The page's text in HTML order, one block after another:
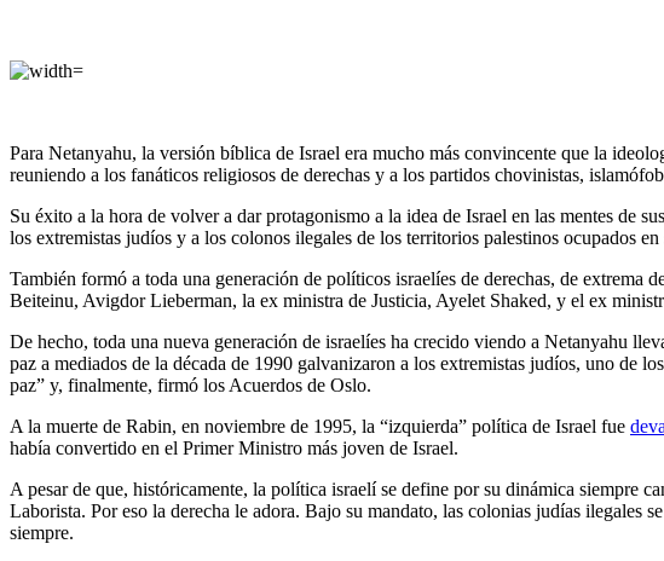
Para Netanyahu, la versión bíblica de Israel era mucho más convincente que la
reuniendo a los fanáticos religiosos de derechas y a los partidos chovinistas,
Su éxito a la hora de volver a dar protagonismo a la idea de Israel en las mentes de
los extremistas judíos y a los colonos ilegales de los territorios palestinos ocupados
También formó a toda una generación de políticos israelíes de derechas, de
Beiteinu, Avigdor Lieberman, la ex ministra de Justicia, Ayelet Shaked, y el ex
De hecho, toda una nueva generación de israelíes ha crecido viendo a Netanyahu
paz a mediados de la década de 1990 galvanizaron a los extremistas judíos, uno de
paz” y, finalmente, firmó los Acuerdos de Oslo.
A la muerte de Rabin, en noviembre de 1995, la “izquierda” política de Israel fue
había convertido en el Primer Ministro más joven de Israel.
A pesar de que, históricamente, la política israelí se define por su dinámica siempre
Laborista. Por eso la derecha le adora. Bajo su mandato, las colonias judías ilegales
siempre.